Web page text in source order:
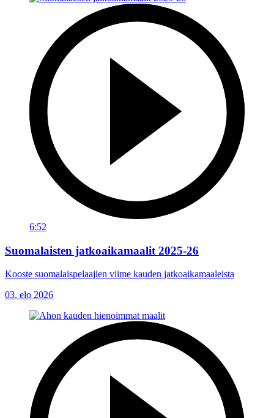
6:52
Suomalaisten jatkoaikamaalit 2025-26
Kooste suomalaispelaajien viime kauden jatkoaikamaaleista
03. elo 2026